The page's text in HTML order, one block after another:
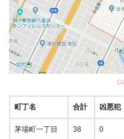
町丁名 合計 凶悪犯
茅場町一丁目 38 0